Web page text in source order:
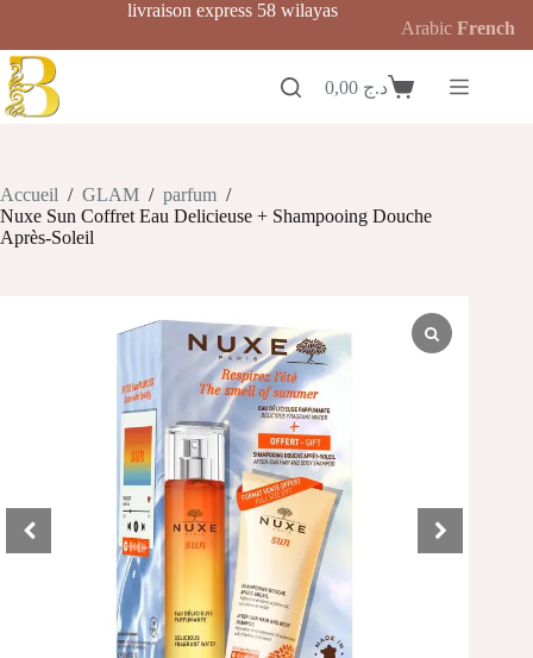
contenu
livraison express 58 wilayas
Panierد.ج
Accueil / GLAM / parfum /
Nuxe Sun Coffret Eau Delicieuse + Shampooing Douche
Après-Soleil
Arabic French